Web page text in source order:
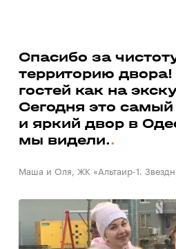
Спасибо за
территорию
гостей как на
Сегодня это
и яркий двор в
мы видели.
Маша и Оля, ЖК «Альтаир-1.